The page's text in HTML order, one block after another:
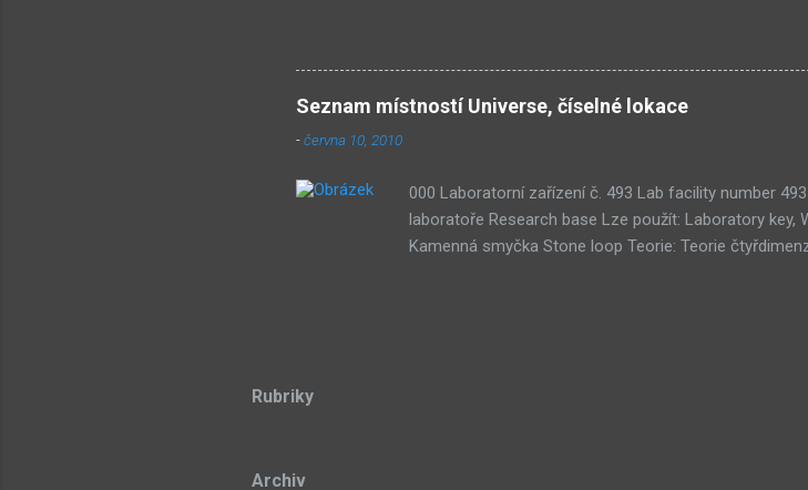
Submachine 8: The Plan (161) Submachine 10: The Exit (93)
(74) Submachine 6 v sobotu? (70) Submachine: 32 Chambers (65)
vlivy #1: UVB-76 (49) Pod tímto článkem probíhá všeobecná diskuze
Seznam místností Universe, číselné lokace
-června 10, 2010
000 Laboratorní zařízení č. 493 Lab facility number
laboratoře Research base Lze použít: Laboratory key,
Kamenná smyčka Stone loop Teorie: Teorie
stone Lze použít: 3× Wisdom gem 011 Koridor
Rubriky
Archiv